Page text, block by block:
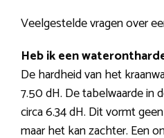
Veelgestelde vragen over
Heb ik een
De hardheid van het
7.50 dH. De tabelwaarde in
circa 6.34 dH. Dit vormt
maar het kan zachter. Een